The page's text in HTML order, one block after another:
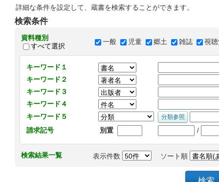
詳細な条件を設定して、蔵書を検索することができます。
検索条件
資料種別
すべて選択
一般 児童 郷土 雑誌 視
キーワード１
キーワード２
キーワード３
キーワード４
キーワード５
請求記号
別置 /
検索結果一覧 表示件数 ソート順